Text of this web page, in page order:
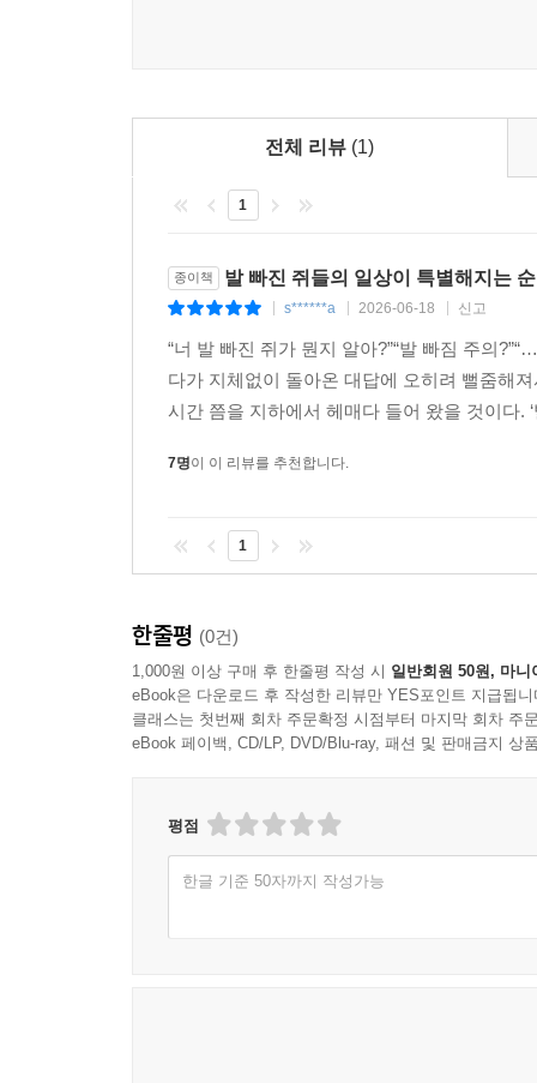
는 어떤 신묘한 힘이 있는 역이구나!하고 생각하게
버티고개라는 역명의 유래를 알게 된 것은 그로부
---p.91
의 길이는 19.5m 정도, 너비는 3.12m 정도 된다.
모두가 역세권에 살고 싶어 한다. 이렇게 말하면
는 사람도 있으니까. 그럼 이렇게 바꿔보자. 모두
한국에서 역세권은 얼마나 중요한 ‘덕목’인가.
전체 리뷰 (1)
1
종이책 발 빠진 쥐들의 일상이 특별해지는
s******a 2026-06-18 신고
“너 발 빠진 쥐가 뭔지 알아?”“발 빠짐 주의
다가 지체없이 돌아온 대답에 오히려 뻘줌해
시간 쯤을 지하에서 헤매다 들어 왔을 것이다. ‘
7명이 이 리뷰를 추천합니다.
1
한줄평 (0건)
1,000원 이상 구매 후 한줄평 작성 시 일반회원 50원, 마니
eBook은 다운로드 후 작성한 리뷰만 YES포인트 지급됩니
클래스는 첫번째 회차 주문확정 시점부터 마지막 회차 주
eBook 페이백, CD/LP, DVD/Blu-ray, 패션 및 판매금지 상
평점
한글 기준 50자까지 작성가능